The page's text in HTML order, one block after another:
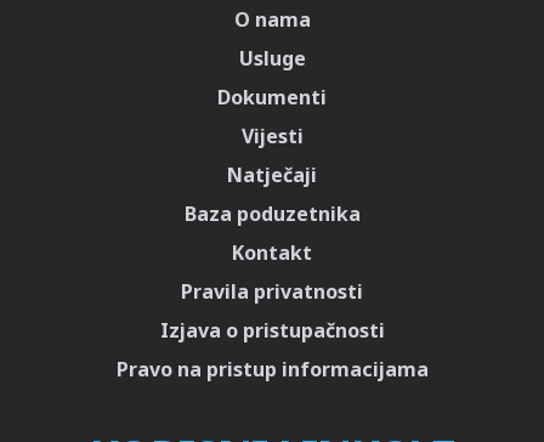
O nama
Usluge
Dokumenti
Vijesti
Natječaji
Baza poduzetnika
Kontakt
Pravila privatnosti
Izjava o pristupačnosti
Pravo na pristup informacijama